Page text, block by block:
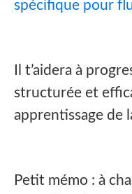
spécifique pour
Il t’aidera à
structurée et
apprentissage de
Petit mémo : à